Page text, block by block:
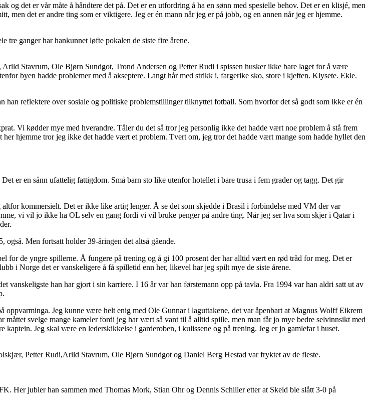
det er vår måte å håndtere det på. Det er en utfordring å ha en sønn med spesielle behov. Det er en klisjé, men
det er andre ting som er viktigere. Jeg er én mann når jeg er på jobb, og en annen når jeg er hjemme.
ganger har hankunnet løfte pokalen de siste fire årene.
Stavrum, Ole Bjørn Sundgot, Trond Andersen og Petter Rudi i spissen husker ikke bare laget for å være
byen hadde problemer med å akseptere. Langt hår med strikk i, fargerike sko, store i kjeften. Klysete. Ekle.
reflektere over sosiale og politiske problemstillinger tilknyttet fotball. Som hvorfor det så godt som ikke er én
Vi kødder mye med hverandre. Tåler du det så tror jeg personlig ikke det hadde vært noe problem å stå frem
hjemme tror jeg ikke det hadde vært et problem. Tvert om, jeg tror det hadde vært mange som hadde hyllet den
er en sånn ufattelig fattigdom. Små barn sto like utenfor hotellet i bare trusa i fem grader og tagg. Det gir
kommersielt. Det er ikke like artig lenger. Å se det som skjedde i Brasil i forbindelse med VM der var
vi vil jo ikke ha OL selv en gang fordi vi vil bruke penger på andre ting. Når jeg ser hva som skjer i Qatar i
Men fortsatt holder 39-åringen det altså gående.
de yngre spillerne. Å fungere på trening og å gi 100 prosent der har alltid vært en rød tråd for meg. Det er
i Norge det er vanskeligere å få spilletid enn her, likevel har jeg spilt mye de siste årene.
vanskeligste han har gjort i sin karriere. I 16 år var han førstemann opp på tavla. Fra 1994 var han aldri satt ut av
Jeg kunne være helt enig med Ole Gunnar i laguttakene, det var åpenbart at Magnus Wolff Eikrem
svelge mange kameler fordi jeg har vært så vant til å alltid spille, men man får jo mye bedre selvinnsikt med
Jeg skal være en lederskikkelse i garderoben, i kulissene og på trening. Jeg er jo gamlefar i huset.
Petter Rudi,Arild Stavrum, Ole Bjørn Sundgot og Daniel Berg Hestad var fryktet av de fleste.
Her jubler han sammen med Thomas Mork, Stian Ohr og Dennis Schiller etter at Skeid ble slått 3-0 på